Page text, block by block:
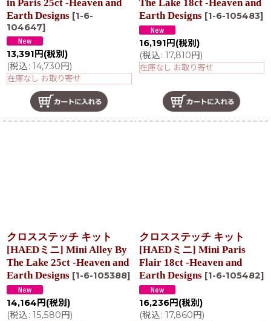
in Paris 25ct -Heaven and
Earth Designs [1-6-
104647]
13,391 円 (税別)
(税込: 14,730円)
在庫なし お取り寄せ
The Lake 18ct -Heaven and
Earth Designs [1-6-105483]
16,191 円 (税別)
(税込: 17,810円)
在庫なし お取り寄せ
クロスステッチ キット
[HAEDミニ] Mini Alley By
The Lake 25ct -Heaven and
Earth Designs [1-6-105388]
14,164 円 (税別)
(税込: 15,580円)
クロスステッチ キット
[HAEDミニ] Mini Paris
Flair 18ct -Heaven and
Earth Designs [1-6-105482]
16,236円 (税別)
(税込: 17,860円)